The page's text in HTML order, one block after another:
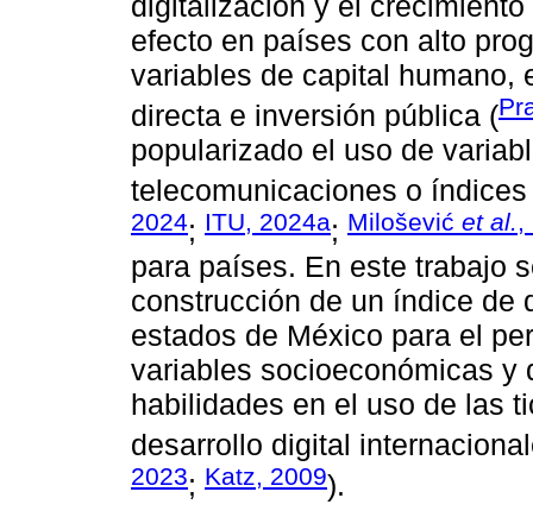
efecto en países con alto
variables de capital humano,
directa e inversión pública (
popularizado el uso de
telecomunicaciones o
2024; ITU, 2024a; Milošević et al.,
para países. En este trabajo
construcción de un índice de
estados de México para el
variables socioeconómicas y
habilidades en el uso de las
desarrollo digital
2023; Katz, 2009).